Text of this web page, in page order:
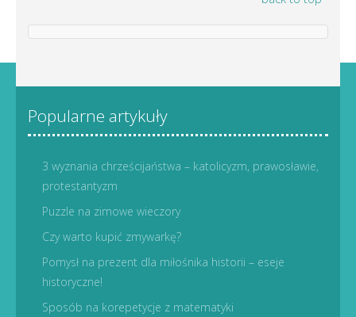
Popularne artykuły
3 wyznania chrześcijaństwa – katolicyzm, prawosławie,
protestantyzm
Puzzle na zimowe wieczory
Czy warto kupić zmywarkę?
Pomysł na prezent dla miłośnika historii – eseje
historyczne!
Sposób na korepetycje z matematyki